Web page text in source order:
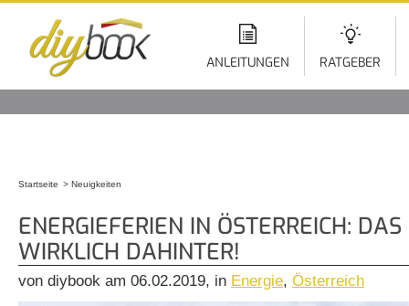
ANLEITUNGEN RATGEBER
Startseite Neuigkeiten
ENERGIEFERIEN IN ÖSTERREICH: DAS
WIRKLICH DAHINTER!
von diybook am 06.02.2019, in Energie, Österreich